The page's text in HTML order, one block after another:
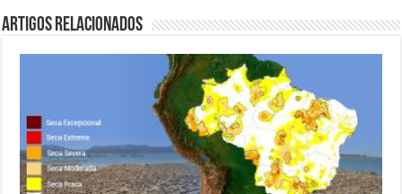
Artigos Relacionados